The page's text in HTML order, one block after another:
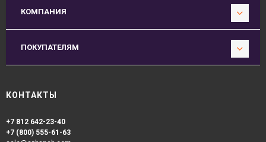
КОМПАНИЯ
ПОКУПАТЕЛЯМ
КОНТАКТЫ
+7 812 642-23-40
+7 (800) 555-61-63